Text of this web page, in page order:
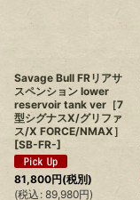
Savage Bull FRリアサ
スペンション lower
reservoir tank ver［7
型シグナスX/グリファ
ス/X FORCE/NMAX］
[SB-FR-]
81,800円(税別)
(税込 : 89,980円)